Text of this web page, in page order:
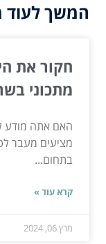
המשך לעוד
חקור את
מתכוני
האם אתה מודע
מציעים מעבר
בתחום...
קרא עוד »
מרץ 06, 2024